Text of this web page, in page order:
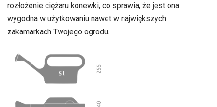
rozłożenie ciężaru konewki, co sprawia, że jest ona
wygodna w użytkowaniu nawet w największych
zakamarkach Twojego ogrodu.